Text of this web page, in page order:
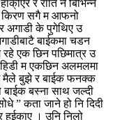
र राति नै बिभिन्न
किरण सगै म आफनो
अगाडी के पुगेथिए उ
बाईकमा चडन
रहे एक छिन पछिमात्र उ
हिडी म एकछिन अलमलमा
मैले बुझे र बाईक फनक्क
बाईक बस्ना साथ जल्दी
” कता जाने हो नि दिदी
हुईकाए । उनि निलो